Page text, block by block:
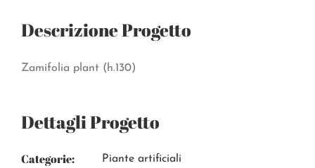
Descrizione Progetto
Zamifolia plant (h.130)
Dettagli Progetto
Categorie: Piante artificiali